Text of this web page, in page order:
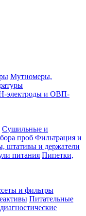
Мутномеры,
электроды и ОВП-
Сушильные и
проб Фильтрация и
штативы и держатели
питания Пипетки,
и фильтры
Питательные